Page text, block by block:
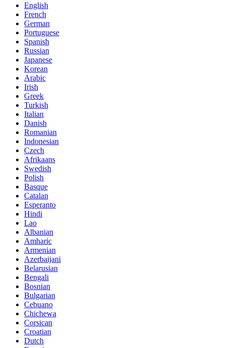
English
French
German
Portuguese
Spanish
Russian
Japanese
Korean
Arabic
Irish
Greek
Turkish
Italian
Danish
Romanian
Indonesian
Czech
Afrikaans
Swedish
Polish
Basque
Catalan
Esperanto
Hindi
Lao
Albanian
Amharic
Armenian
Azerbaijani
Belarusian
Bengali
Bosnian
Bulgarian
Cebuano
Chichewa
Corsican
Croatian
Dutch